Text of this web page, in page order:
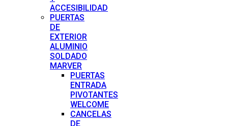
ACCESIBILIDAD
PUERTAS
DE
EXTERIOR
ALUMINIO
SOLDADO
MARVER
PUERTAS
ENTRADA
PIVOTANTES
WELCOME
CANCELAS
DE